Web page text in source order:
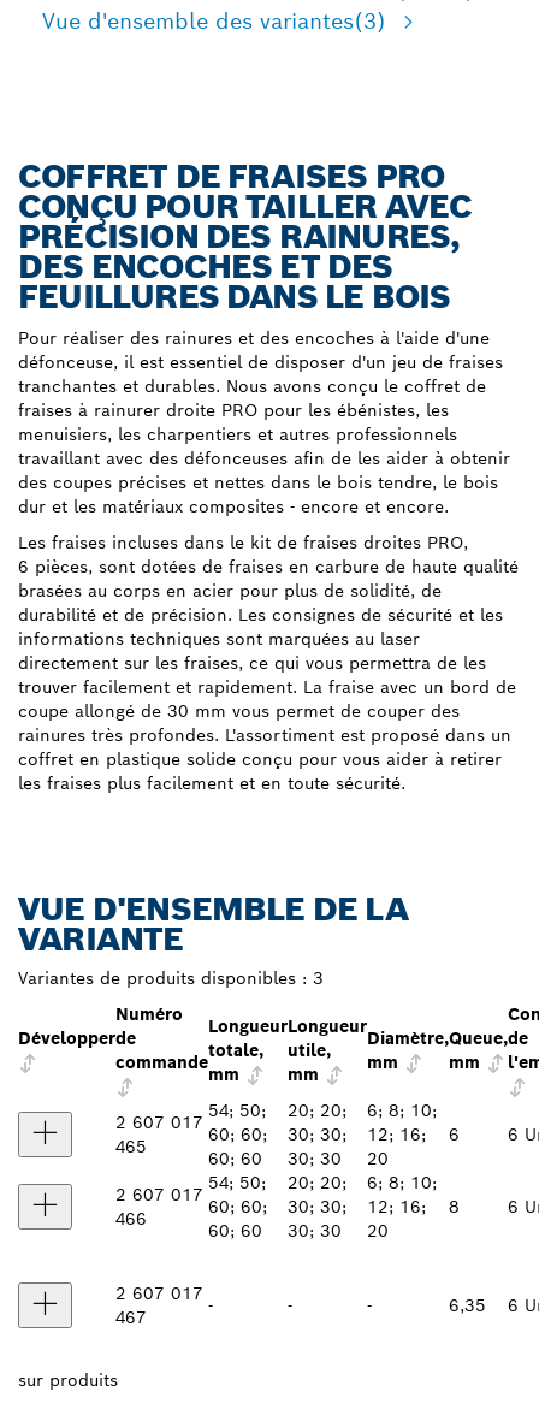
Vue d'ensemble des variantes(3)
COFFRET DE FRAISES PRO
CONÇU POUR TAILLER AVEC
PRÉCISION DES RAINURES,
DES ENCOCHES ET DES
FEUILLURES DANS LE BOIS
Pour réaliser des rainures et des encoches à l'aide d'une
défonceuse, il est essentiel de disposer d'un jeu de fraises
tranchantes et durables. Nous avons conçu le coffret de
fraises à rainurer droite PRO pour les ébénistes, les
menuisiers, les charpentiers et autres professionnels
travaillant avec des défonceuses afin de les aider à obtenir
des coupes précises et nettes dans le bois tendre, le bois
dur et les matériaux composites - encore et encore.
Les fraises incluses dans le kit de fraises droites PRO,
6 pièces, sont dotées de fraises en carbure de haute qualité
brasées au corps en acier pour plus de solidité, de
durabilité et de précision. Les consignes de sécurité et les
informations techniques sont marquées au laser
directement sur les fraises, ce qui vous permettra de les
trouver facilement et rapidement. La fraise avec un bord de
coupe allongé de 30 mm vous permet de couper des
rainures très profondes. L'assortiment est proposé dans un
coffret en plastique solide conçu pour vous aider à retirer
les fraises plus facilement et en toute sécurité.
VUE D'ENSEMBLE DE LA
VARIANTE
Variantes de produits disponibles : 3
Développer
Numéro
de
commande
Longueur
totale,
mm
Longueur
utile,
mm
Diamètre,
mm
Queue,
mm
de
2 607 017
465
54; 50;
60; 60;
60; 60
20; 20;
30; 30;
30; 30
6; 8; 10;
12; 16;
20
6 6
2 607 017
466
54; 50;
60; 60;
60; 60
20; 20;
30; 30;
30; 30
6; 8; 10;
12; 16;
20
8 6
2 607 017
467
- - - 6,35 6
sur produits